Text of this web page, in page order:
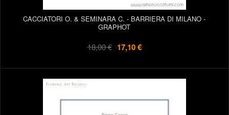
CACCIATORI O. & SEMINARA C. - BARRIERA DI MILANO -
GRAPHOT
18,00 € 17,10 €